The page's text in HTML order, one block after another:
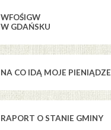
WFOŚIGW
W GDAŃSKU
NA CO IDĄ MOJE PIENIĄDZE
RAPORT O STANIE GMINY